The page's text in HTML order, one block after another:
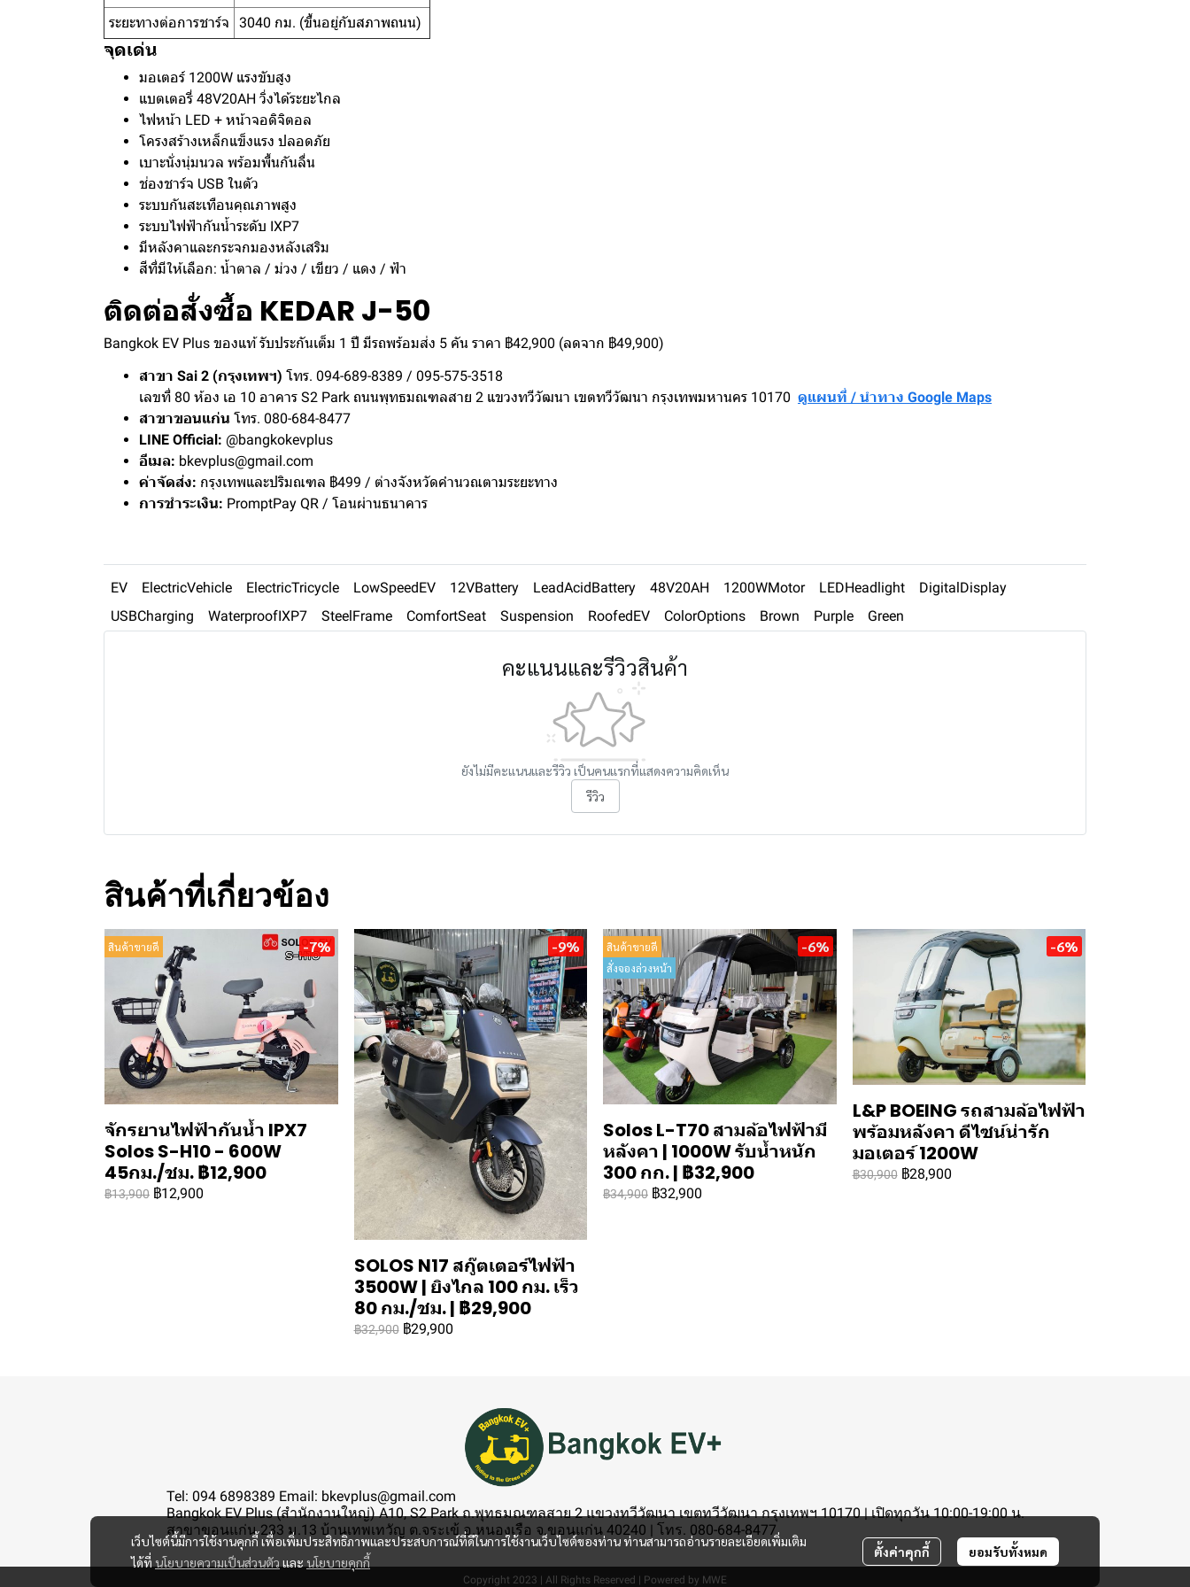
ระยะทางต่อการชาร์จ
3040 กม. (ขึ้นอยู่กับสภาพถนน)
จุดเด่น
มอเตอร์ 1200W แรงขับสูง
แบตเตอรี่ 48V20AH วิ่งได้ระยะไกล
ไฟหน้า LED + หน้าจอดิจิตอล
โครงสร้างเหล็กแข็งแรง ปลอดภัย
เบาะนั่งนุ่มนวล พร้อมพื้นกันลื่น
ช่องชาร์จ USB ในตัว
ระบบกันสะเทือนคุณภาพสูง
ระบบไฟฟ้ากันน้ำระดับ IXP7
มีหลังคาและกระจกมองหลังเสริม
สีที่มีให้เลือก: น้ำตาล / ม่วง / เขียว / แดง / ฟ้า
ติดต่อสั่งซื้อ KEDAR J-50
Bangkok EV Plus ของแท้ รับประกันเต็ม 1 ปี มีรถพร้อมส่ง 5 คัน ราคา ฿42,900 (ลดจาก ฿49,900)
สาขา Sai 2 (กรุงเทพฯ) โทร. 094-689-8389 / 095-575-3518
เลขที่ 80 ห้อง เอ 10 อาคาร S2 Park ถนนพุทธมณฑลสาย 2 แขวงทวีวัฒนา เขตทวีวัฒนา กรุงเทพมหานคร 10170 ดูแผนที่ / นำทาง Google Maps
สาขาขอนแก่น โทร. 080-684-8477
LINE Official: @bangkokevplus
อีเมล: bkevplus@gmail.com
ค่าจัดส่ง: กรุงเทพและปริมณฑล ฿499 / ต่างจังหวัดคำนวณตามระยะทาง
การชำระเงิน: PromptPay QR / โอนผ่านธนาคาร
EV ElectricVehicle ElectricTricycle LowSpeedEV 12VBattery LeadAcidBattery 48V20AH 1200WMotor LEDHeadlight
DigitalDisplay
USBCharging
WaterproofIXP7 SteelFrame ComfortSeat Suspension RoofedEV ColorOptions Brown Purple Green
คะแนนและรีวิวสินค้า
ยังไม่มีคะแนนและรีวิว เป็นคนแรกที่แสดงความคิดเห็น
รีวิว
สินค้าที่เกี่ยวข้อง
สินค้าขายดี -7%
จักรยานไฟฟ้ากันน้ำ IPX7
Solos S-H10 - 600W
45กม./ชม. ฿12,900
฿13,900 ฿12,900
-9%
SOLOS N17 สกู๊ตเตอร์ไฟฟ้า
3500W | ยิงไกล 100 กม. เร็ว
80 กม./ชม. | ฿29,900
฿32,900 ฿29,900
สินค้าขายดี
สั่งจองล่วงหน้า
-6%
Solos L-T70 สามล้อไฟฟ้ามี
หลังคา | 1000W รับน้ำหนัก
300 กก. | ฿32,900
฿34,900 ฿32,900
-6%
L&P BOEING รถสามล้อไฟฟ้า
พร้อมหลังคา ดีไซน์น่ารัก
มอเตอร์ 1200W
฿30,900 ฿28,900
เว็บไซต์นี้มีการใช้งานคุกกี้ เพื่อเพิ่มประสิทธิภาพและประสบการณ์ที่ดีในการใช้งานเว็บไซต์ของท่าน ท่านสามารถอ่านรายละเอียดเพิ่มเติม
ได้ที่ นโยบายความเป็นส่วนตัว และ นโยบายคุกกี้
ตั้งค่าคุกกี้ ยอมรับทั้งหมด
Tel: 094 6898389 Email: bkevplus@gmail.com
Bangkok EV Plus (สำนักงานใหญ่) A10, S2 Park ถ.พุทธมณฑลสาย 2 แขวงทวีวัฒนา เขตทวีวัฒนา กรุงเทพฯ 10170 | เปิดทุกวัน 10:00-19:00 น.
สาขาขอนแก่น 233 ม.13 บ้านเทพเทวัญ ต.จระเข้ อ.หนองเรือ จ.ขอนแก่น 40240 | โทร. 080-684-8477
Copyright 2023 | All Rights Reserved | Powered by MWE